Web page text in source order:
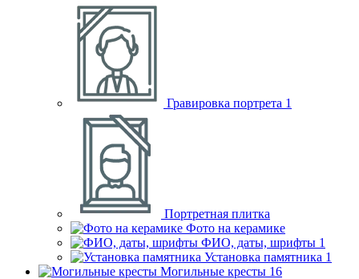
Гравировка портрета 1
Портретная плитка
Фото на керамике
ФИО, даты, шрифты 1
Установка памятника 1
Могильные кресты 16